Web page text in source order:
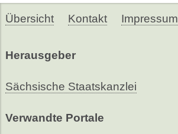
Übersicht Kontakt Impressum
Herausgeber
Sächsische Staatskanzlei
Verwandte Portale